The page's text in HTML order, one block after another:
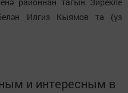
районнан тагын Зирекле
Илгиз Кыямов та (үз
и интересным в